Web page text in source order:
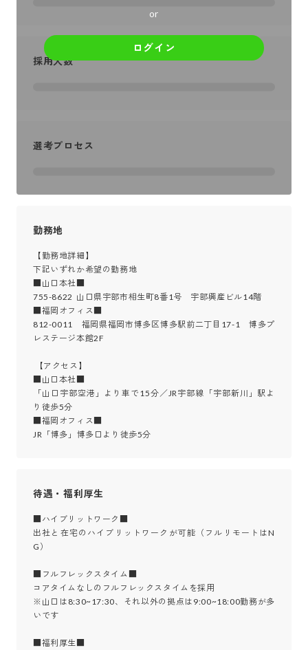
or
ログイン
採用人数
選考プロセス
勤務地
【勤務地詳細】
下記いずれか希望の勤務地
■山口本社■
755-8622  山口県宇部市相生町8番1号　宇部興産ビル14階
■福岡オフィス■
812-0011　福岡県福岡市博多区博多駅前二丁目17-1　博多プ
レステージ本館2F
■山口本社■
「山口宇部空港」より車で15分／JR宇部線「宇部新川」駅よ
り徒歩5分
■福岡オフィス■
JR「博多」博多口より徒歩5分
待遇・福利厚生
■ハイブリットワーク■
出社と在宅のハイブリットワークが可能（フルリモートはN
G）
■フルフレックスタイム■
コアタイムなしのフルフレックスタイムを採用
※山口は8:30~17:30、それ以外の拠点は9:00~18:00勤務が多
いです
■福利厚生■